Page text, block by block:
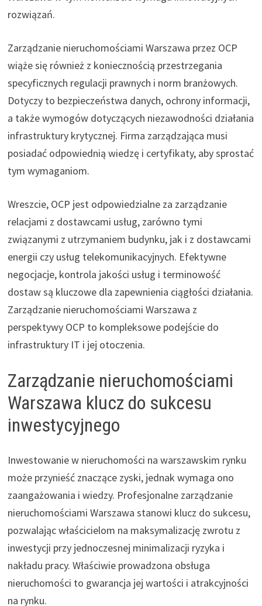
rozwiązań.
Zarządzanie nieruchomościami Warszawa przez OCP
wiąże się również z koniecznością przestrzegania
specyficznych regulacji prawnych i norm branżowych.
Dotyczy to bezpieczeństwa danych, ochrony informacji,
a także wymogów dotyczących niezawodności działania
infrastruktury krytycznej. Firma zarządzająca musi
posiadać odpowiednią wiedzę i certyfikaty, aby sprostać
tym wymaganiom.
Wreszcie, OCP jest odpowiedzialne za zarządzanie
relacjami z dostawcami usług, zarówno tymi
związanymi z utrzymaniem budynku, jak i z dostawcami
energii czy usług telekomunikacyjnych. Efektywne
negocjacje, kontrola jakości usług i terminowość
dostaw są kluczowe dla zapewnienia ciągłości działania.
Zarządzanie nieruchomościami Warszawa z
perspektywy OCP to kompleksowe podejście do
infrastruktury IT i jej otoczenia.
Zarządzanie nieruchomościami
Warszawa klucz do sukcesu
inwestycyjnego
Inwestowanie w nieruchomości na warszawskim rynku
może przynieść znaczące zyski, jednak wymaga ono
zaangażowania i wiedzy. Profesjonalne zarządzanie
nieruchomościami Warszawa stanowi klucz do sukcesu,
pozwalając właścicielom na maksymalizację zwrotu z
inwestycji przy jednoczesnej minimalizacji ryzyka i
nakładu pracy. Właściwie prowadzona obsługa
nieruchomości to gwarancja jej wartości i atrakcyjności
na rynku.